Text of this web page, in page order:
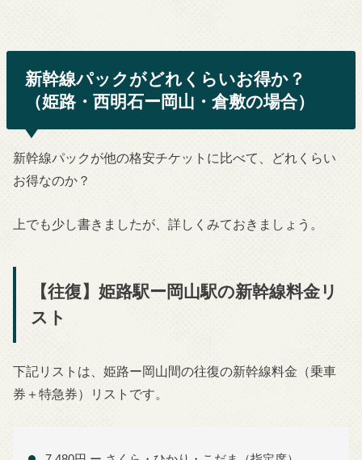
新幹線パックがどれくらいお得か？
（姫路・西明石ー岡山・倉敷の場合）
新幹線パックが他の格安チケットに比べて、どれくらい
お得なのか？
上でも少し書きましたが、詳しくみておきましょう。
【往復】姫路駅ー岡山駅の新幹線料金リ
スト
下記リストは、姫路ー岡山間の往復の新幹線料金（乗車
券＋特急券）リストです。